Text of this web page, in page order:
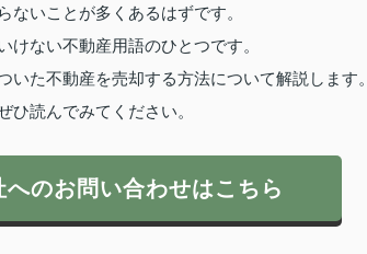
ないことが多くあるはずです。
けない不動産用語のひとつです。
た不動産を売却する方法について解説します。
ひ読んでみてください。
へのお問い合わせはこちら